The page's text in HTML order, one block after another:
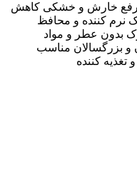
رفع خارش و خشکی کاهش
نرم کننده و محافظ
بدون عطر و مواد
و بزرگسالان مناسب
کننده